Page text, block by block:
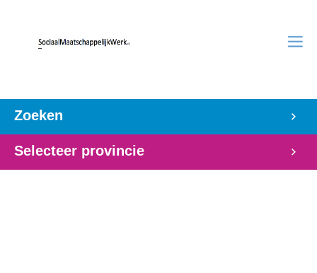
Zoeken
Selecteer provincie